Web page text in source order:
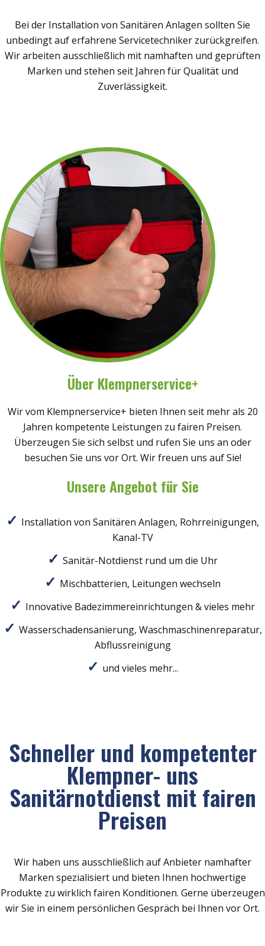
Bei der Installation von Sanitären Anlagen sollten Sie
unbedingt auf erfahrene Servicetechniker zurückgreifen.
Wir arbeiten ausschließlich mit namhaften und geprüften
Marken und stehen seit Jahren für Qualität und
Zuverlässigkeit.
Über Klempnerservice+
Wir vom Klempnerservice+ bieten Ihnen seit mehr als 20
Jahren kompetente Leistungen zu fairen Preisen.
Überzeugen Sie sich selbst und rufen Sie uns an oder
besuchen Sie uns vor Ort. Wir freuen uns auf Sie!
Unsere Angebot für Sie
Installation von Sanitären Anlagen, Rohrreinigungen,
Kanal-TV
Sanitär-Notdienst rund um die Uhr
Mischbatterien, Leitungen wechseln
Innovative Badezimmereinrichtungen & vieles mehr
Wasserschadensanierung, Waschmaschinenreparatur,
Abflussreinigung
und vieles mehr...
Schneller und kompetenter
Klempner- uns
Sanitärnotdienst mit fairen
Preisen
Wir haben uns ausschließlich auf Anbieter namhafter
Marken spezialisiert und bieten Ihnen hochwertige
Produkte zu wirklich fairen Konditionen. Gerne überzeugen
wir Sie in einem persönlichen Gespräch bei Ihnen vor Ort.